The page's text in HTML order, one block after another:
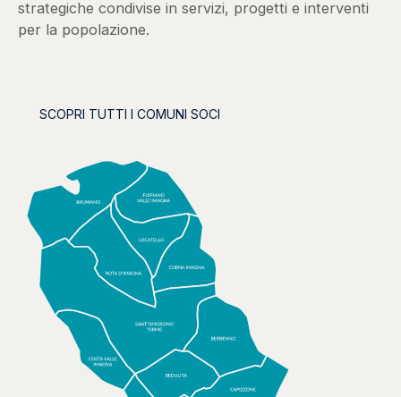
strategiche condivise in servizi, progetti e interventi
per la popolazione.
SCOPRI TUTTI I COMUNI SOCI